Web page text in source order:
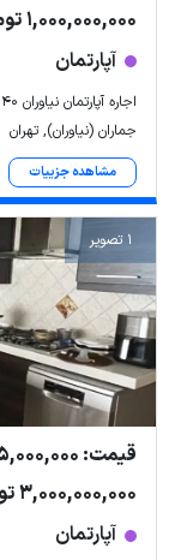
1,000,000,000 تومان رهن
آپارتمان
اجاره آپارتمان نیاوران ۱۴۰ متر
جماران (نیاوران), تهران
مشاهده جزییات
1 تصویر
قیمت: 85,000,000 تومان اجاره
3,000,000,000 تومان رهن
آپارتمان